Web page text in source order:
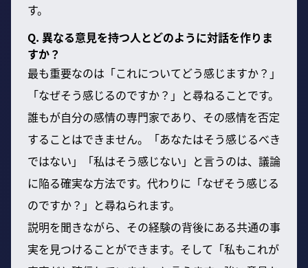
す。
Q. 異なる意見を持つ人とどのように対話を作りま
すか？
最も重要なのは「これについてどう感じますか？」
「なぜそう感じるのですか？」と尋ねることです。
誰もが自分の感情の専門家であり、その感情を否定
することはできません。「あなたはそう感じるべき
ではない」「私はそう感じない」と言うのは、議論
に陥る確実な方法です。代わりに「なぜそう感じる
のですか？」と尋ねられます。
説明を聞きながら、その経験の背後にある共通の事
実を見つけることができます。そして「私もこれが